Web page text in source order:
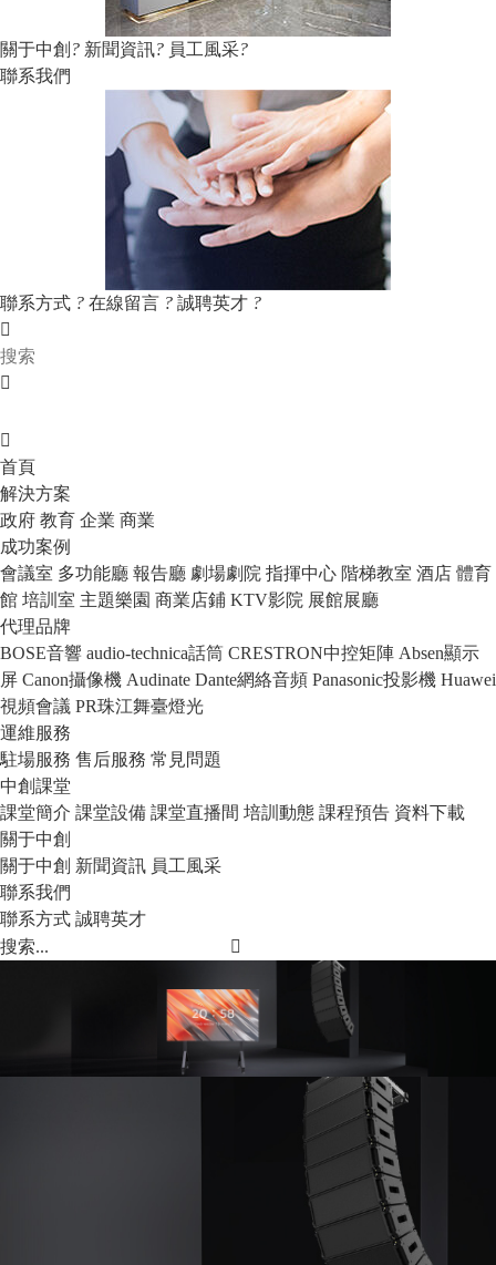
關于中創 ? 新聞資訊? 員工風采?
聯系我們
聯系方式 ? 在線留言 ? 誠聘英才 ?
首頁
解決方案
政府 教育 企業 商業
成功案例
會議室 多功能廳 報告廳 劇場劇院 指揮中心 階梯教室 酒店 體育
館 培訓室 主題樂園 商業店鋪 KTV影院 展館展廳
代理品牌
BOSE音響 audio-technica話筒 CRESTRON中控矩陣 Absen顯示
屏 Canon攝像機 Audinate Dante網絡音頻 Panasonic投影機 Huawei
視頻會議 PR珠江舞臺燈光
運維服務
駐場服務 售后服務 常見問題
中創課堂
課堂簡介 課堂設備 課堂直播間 培訓動態 課程預告 資料下載
關于中創
關于中創 新聞資訊 員工風采
聯系我們
聯系方式 誠聘英才